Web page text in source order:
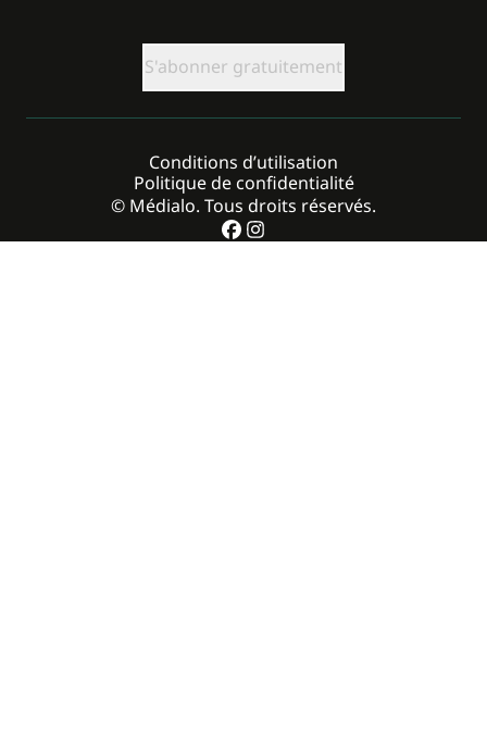
© Médialo. Tous droits réservés.
Conditions d’utilisation
Politique de confidentialité